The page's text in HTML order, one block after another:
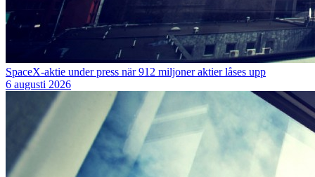
SpaceX-aktie under press när 912 miljoner aktier låses upp
6 augusti 2026